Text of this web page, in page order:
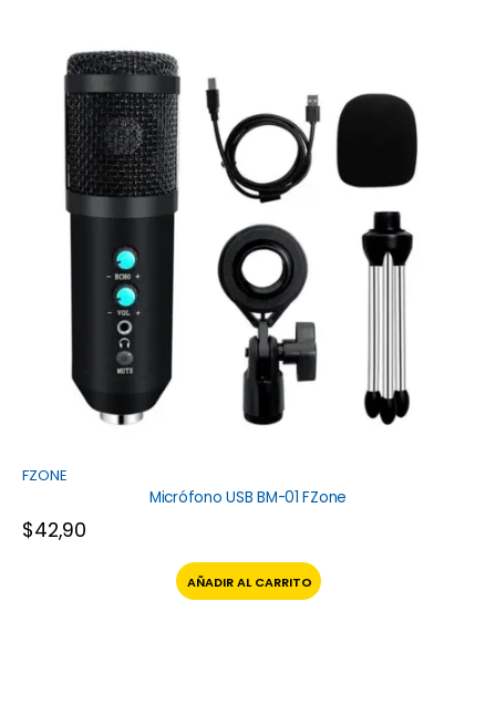
FZONE
Micrófono USB BM-01 FZone
$42,90
AÑADIR AL CARRITO